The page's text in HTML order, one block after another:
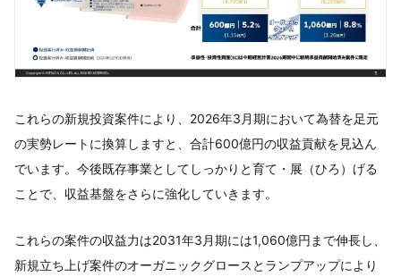
これらの新規投資案件により、2026年3月期において為替を足元
の実勢レートに換算しますと、合計600億円の収益貢献を見込ん
でいます。今後既存事業としてしっかりと育て・展（ひろ）げる
ことで、収益基盤をさらに強化していきます。
これらの案件の収益力は2031年3月期には1,060億円まで伸長し、
新規立ち上げ案件のオーガニックグロースとランプアップにより